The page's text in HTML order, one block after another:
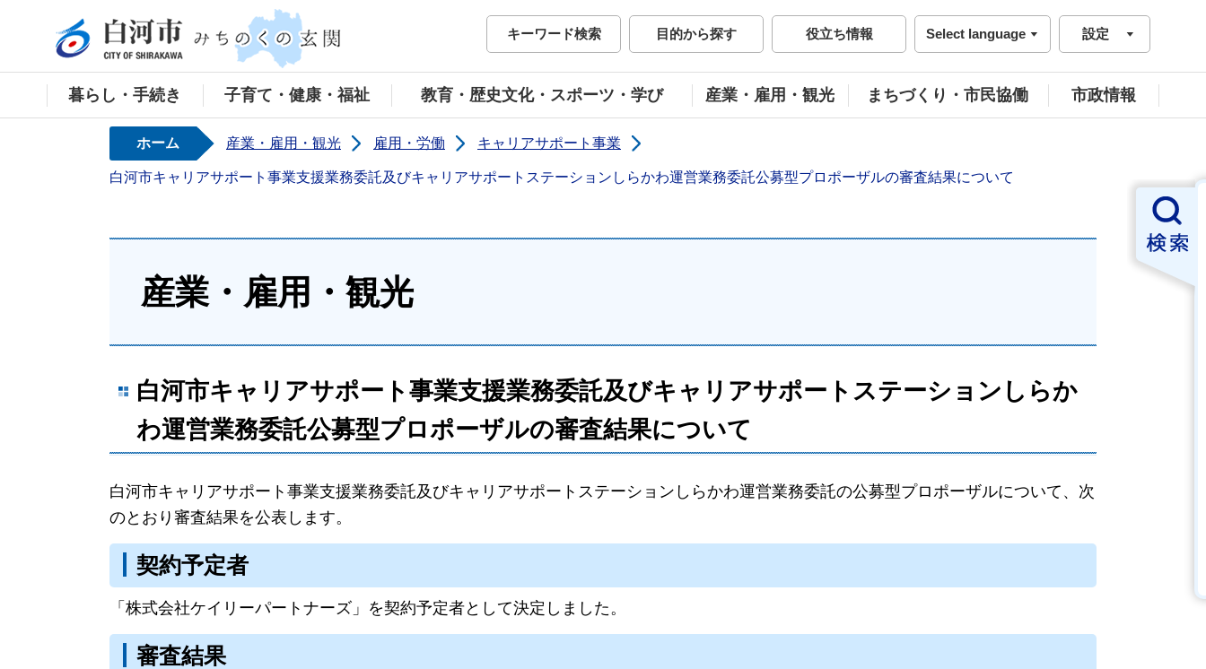
白河市公式ホームページ
キーワード検索
目的から探す 役立ち情報 Select language 設定
暮らし・手続き 子育て・健康・福祉 教育・歴史文化・スポーツ・学び 産業・雇用・観光 まちづくり・市民協働 市政情報
ホーム 産業・雇用・観光 雇用・労働 キャリアサポート事業
白河市キャリアサポート事業支援業務委託及びキャリアサポートステーションしらかわ運営業務委託公募型プロポーザルの審査結果について
産業・雇用・観光
白河市キャリアサポート事業支援業務委託及びキャリアサポートステーションしらか
わ運営業務委託公募型プロポーザルの審査結果について
白河市キャリアサポート事業支援業務委託及びキャリアサポートステーションしらかわ運営業務委託の公募型プロポーザルについて、次
のとおり審査結果を公表します。
契約予定者
「株式会社ケイリーパートナーズ」を契約予定者として決定しました。
審査結果